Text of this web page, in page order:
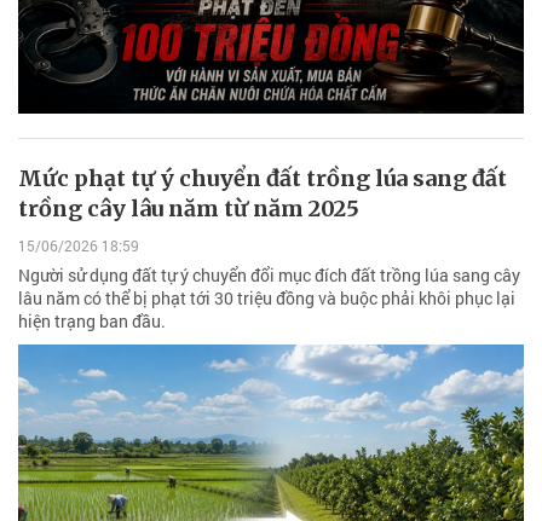
Mức phạt tự ý chuyển đất trồng lúa sang đất
trồng cây lâu năm từ năm 2025
15/06/2026 18:59
Người sử dụng đất tự ý chuyển đổi mục đích đất trồng lúa sang cây
lâu năm có thể bị phạt tới 30 triệu đồng và buộc phải khôi phục lại
hiện trạng ban đầu.